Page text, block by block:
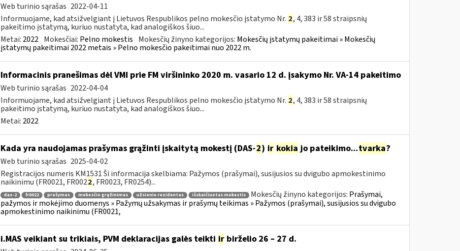
Web turinio sąrašas 2022-04-11
Informuojame, kad atsižvelgiant į Lietuvos Respublikos pelno mokesčio įstatymo Nr. 2, 4, 383 ir 58 straipsnių
pakeitimo įstatymą, kuriuo nustatyta, kad analogiškos šiuo...
Metai: 2022 Mokesčiai: Pelno mokestis Mokesčių žinyno kategorijos: Mokesčių įstatymų pakeitimai » Mokesčių
įstatymų pakeitimai 2022 metais » Pelno mokesčio pakeitimai nuo 2022 m.
Informacinis pranešimas dėl VMI prie FM viršininko 2020 m. vasario 12 d. įsakymo Nr. VA-14 pakeitimo
Web turinio sąrašas 2022-04-04
Informuojame, kad atsižvelgiant į Lietuvos Respublikos pelno mokesčio įstatymo Nr. 2, 4, 383 ir 58 straipsnių
pakeitimo įstatymą, kuriuo nustatyta, kad analogiškos šiuo...
Metai: 2022
Kada yra naudojamas prašymas grąžinti įskaitytą mokestį (DAS-2) ir kokia jo pateikimo...tvarka?
Web turinio sąrašas 2025-04-02
Registracijos numeris KM1531 Ši informacija skelbiama: Pažymos (prašymai), susijusios su dvigubo apmokestinimo
naikinimu (FR0021, FR0022, FR0023, FR0254)...
das-2 fr0022 prašymas mokesčio grąžinimas užsienio rezidentas išskaičiuotas mokestis Mokesčių žinyno kategorijos: Prašymai,
pažymos ir mokėjimo duomenys » Pažymų užsakymas ir prašymų teikimas » Pažymos (prašymai), susijusios su dvigubo
apmokestinimo naikinimu (FR0021,
i.MAS veikiant su trikiais, PVM deklaracijas galės teikti irbirželio 26 – 27 d.